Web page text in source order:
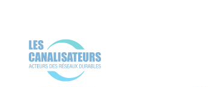
principal